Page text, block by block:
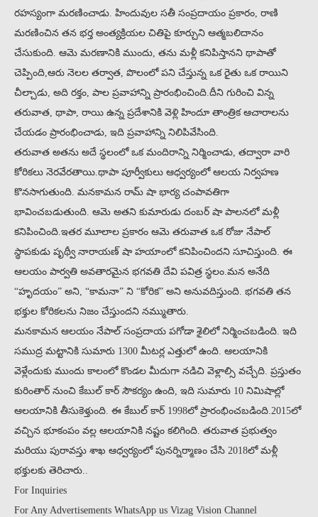
రహస్యంగా మరణించాడు. హిందువుల సతీ సంప్రదాయం ప్రకారం, రాణి
మరణించిన తన భర్త అంత్యక్రియల చితిపై కూర్చుని ఆత్మబలిదానం
చేసుకుంది. ఆమె మరణానికి ముందు, తను మళ్లీ కనిపిస్తానని థాపాతో
చెప్పింది,ఆరు నెలల తర్వాత, పొలంలో పని చేస్తున్న ఒక రైతు ఒక రాయిని
చీల్చాడు, అది రక్తం, పాల ప్రవాహాన్ని ప్రారంభించింది.దీని గురించి విన్న
తరువాత, థాపా, రాయి ఉన్న ప్రదేశానికి వెళ్లి హిందూ తాంత్రిక ఆచారాలను
చేయడం ప్రారంభించాడు, ఇది ప్రవాహాన్ని నిలిపివేసింది.
తరువాత అతను అదే స్థలంలో ఒక మందిరాన్ని నిర్మించాడు, తద్వారా వారి
కోరికలు నెరవేరతాయి.థాపా పూర్వీకులు ఆధ్వర్యంలో ఆలయ నిర్వహణ
కొనసాగుతుంది. మనకామన రామ్ షా భార్య చంపావతిగా
భావించబడుతుంది. ఆమె అతని కుమారుడు దంబర్ షా పాలనలో మళ్లీ
కనిపించింది.ఇతర మూలాల ప్రకారం ఆమె తరువాత ఒక రోజు నేపాల్
స్థాపకుడు పృథ్వీ నారాయణ్ షా హయాంలో కనిపించిందని సూచిస్తుంది. ఈ
ఆలయం పార్వతి అవతారమైన భగవతి దేవి పవిత్ర స్థలం.మన అనేది
“హృదయం” అని, “కామనా” ని “కోరిక” అని అనువదిస్తుంది. భగవతి తన
భక్తుల కోరికలను నిజం చేస్తుందని నమ్ముతారు.
మనకామన ఆలయం నేపాల్ సంప్రదాయ పగోడా శైలిలో నిర్మించబడింది. ఇది
సముద్ర మట్టానికి సుమారు 1300 మీటర్ల ఎత్తులో ఉంది. ఆలయానికి
వెళ్లేందుకు ముందు కాలంలో కొండల మీదుగా నడిచి వెళ్లాల్సి వచ్చేది. ప్రస్తుతం
కురింతార్ నుంచి కేబుల్ కార్ సౌకర్యం ఉంది, ఇది సుమారు 10 నిమిషాల్లో
ఆలయానికి తీసుకెళ్తుంది. ఈ కేబుల్ కార్ 1998లో ప్రారంభించబడింది.2015లో
వచ్చిన భూకంపం వల్ల ఆలయానికి నష్టం కలిగింది. తరువాత ప్రభుత్వం
మరియు పురావస్తు శాఖ ఆధ్వర్యంలో పునర్నిర్మాణం చేసి 2018లో మళ్లీ
భక్తులకు తెరిచారు..
For Inquiries
For Any Advertisements WhatsApp us Vizag Vision Channel